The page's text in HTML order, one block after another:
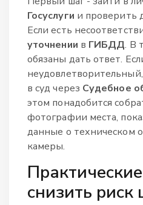
Госуслуги и проверить
Если есть
уточнении в ГИБДД. В
обязаны дать ответ.
в суд через Судебное
этом понадобится
фотографии места,
данные о техническом
камеры.
снизить